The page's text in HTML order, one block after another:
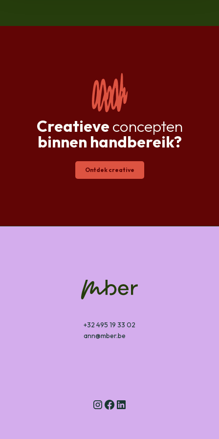
Creatieve concepten
binnen handbereik?
Ontdek creative
+32 495 19 33 02
ann@mber.be